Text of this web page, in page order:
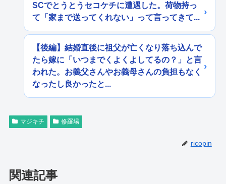
SCでとうとうセコケチに遭遇した。荷物持っ
て「家まで送ってくれない」って言ってきて...
【後編】結婚直後に祖父が亡くなり落ち込んで
たら嫁に「いつまでくよくよしてるの？」と言
われた。お義父さんやお義母さんの負担もなく
なったし良かったと...
マジキチ 修羅場
ricopin
関連記事